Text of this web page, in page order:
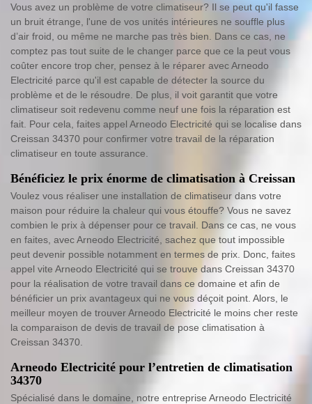
Vous avez un problème de votre climatiseur? Il se peut qu'il fasse
un bruit étrange, l'une de vos unités intérieures ne souffle plus
d’air froid, ou même ne marche pas très bien. Dans ce cas, ne
comptez pas tout suite de le changer parce que ce la peut vous
coûter encore trop cher, pensez à le réparer avec Arneodo
Electricité parce qu'il est capable de détecter la source du
problème et de le résoudre. De plus, il voit garantit que votre
climatiseur soit redevenu comme neuf une fois la réparation est
fait. Pour cela, faites appel Arneodo Electricité qui se localise dans
Creissan 34370 pour confirmer votre travail de la réparation
climatiseur en toute assurance.
Bénéficiez le prix énorme de climatisation à Creissan
Voulez vous réaliser une installation de climatiseur dans votre
maison pour réduire la chaleur qui vous étouffe? Vous ne savez
combien le prix à dépenser pour ce travail. Dans ce cas, ne vous
en faites, avec Arneodo Electricité, sachez que tout impossible
peut devenir possible notamment en termes de prix. Donc, faites
appel vite Arneodo Electricité qui se trouve dans Creissan 34370
pour la réalisation de votre travail dans ce domaine et afin de
bénéficier un prix avantageux qui ne vous déçoit point. Alors, le
meilleur moyen de trouver Arneodo Electricité le moins cher reste
la comparaison de devis de travail de pose climatisation à
Creissan 34370.
Arneodo Electricité pour l’entretien de climatisation
34370
Spécialisé dans le domaine, notre entreprise Arneodo Electricité